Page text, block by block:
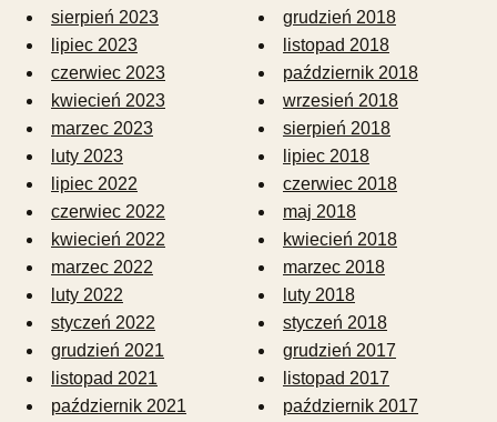
sierpień 2023
lipiec 2023
czerwiec 2023
kwiecień 2023
marzec 2023
luty 2023
lipiec 2022
czerwiec 2022
kwiecień 2022
marzec 2022
luty 2022
styczeń 2022
grudzień 2021
listopad 2021
październik 2021
grudzień 2018
listopad 2018
październik 2018
wrzesień 2018
sierpień 2018
lipiec 2018
czerwiec 2018
maj 2018
kwiecień 2018
marzec 2018
luty 2018
styczeń 2018
grudzień 2017
listopad 2017
październik 2017